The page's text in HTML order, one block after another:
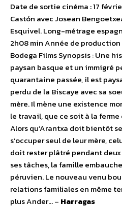
Date de sortie cinéma : 17
Castón avec Josean
Esquivel. Long-métrage
2h08 min Année de
Bodega Films Synopsis : Une
paysan basque et un immigré
quarantaine passée, il est
perdu de la Biscaye avec sa
mère. Il mène une existence
le travail, que ce soit à la
Alors qu’Arantxa doit bientôt
s’occuper seul de leur mère,
doit rester plâtré pendant deux
ses tâches, la famille
péruvien. Le nouveau venu
relations familiales en même
plus Ander… – Harragas